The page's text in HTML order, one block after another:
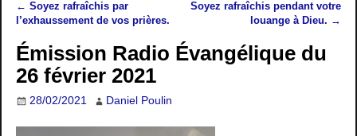
Navigation des articles
← Soyez rafraîchis par
l’exhaussement de vos prières.
Soyez rafraîchis pendant votre
louange à Dieu. →
Émission Radio Évangélique du
26 février 2021
28/02/2021 Daniel Poulin